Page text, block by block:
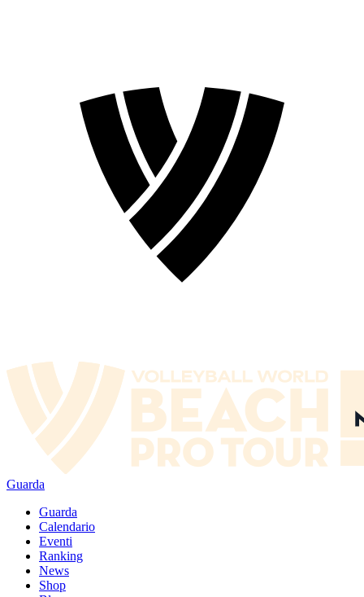
Guarda
Guarda
Calendario
Eventi
Ranking
News
Shop